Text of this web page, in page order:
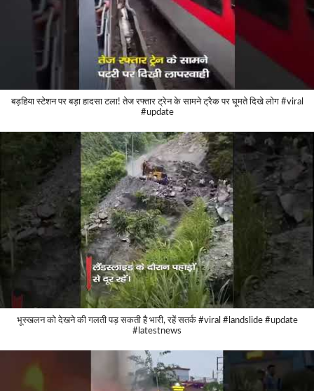
बड़हिया स्टेशन पर बड़ा हादसा टला! तेज रफ्तार ट्रेन के सामने ट्रैक पर घूमते दिखे लोग #viral
#update
भूस्खलन को देखने की गलती पड़ सकती है भारी, रहें सतर्क #viral #landslide #update
#latestnews